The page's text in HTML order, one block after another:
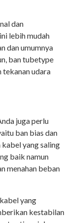
dan
lebih mudah
dan umumnya
ban tubetype
tekanan udara
juga perlu
ban bias dan
yang saling
baik namun
menahan beban
yang
kestabilan